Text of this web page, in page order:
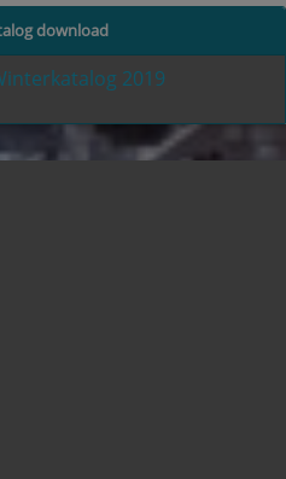
download
2019